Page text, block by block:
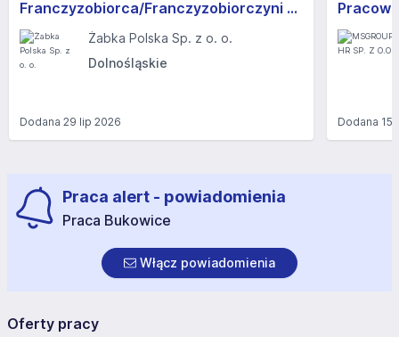
Franczyzobiorca/Franczyzobiorczyni sklepu Żabka
Żabka Polska Sp. z o. o.
Dolnośląskie
Dodana 29 lip 2026 Dodana 15
Praca alert - powiadomienia
Praca Bukowice
Włącz powiadomienia
Oferty pracy